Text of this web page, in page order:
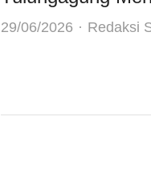
29/06/2026 Author
Redaksi